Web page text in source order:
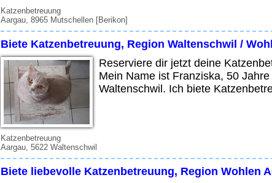
Katzenbetreuung
Aargau, 8965 Mutschellen [Berikon]
Biete Katzenbetreuung, Region Waltenschwil /
Reserviere dir jetzt deine
Mein Name ist Franziska, 50
Waltenschwil. Ich biete
Katzenbetreuung
Aargau, 5622 Waltenschwil
Biete liebevolle Katzenbetreuung, Region Wohlen